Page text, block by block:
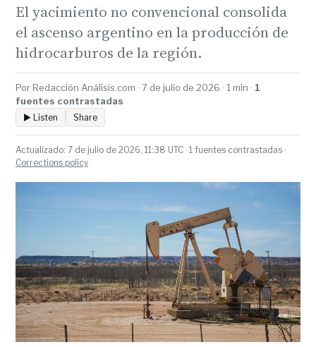
El yacimiento no convencional consolida
el ascenso argentino en la producción de
hidrocarburos de la región.
Por Redacción Análisis.com · 7 de julio de 2026 · 1 min · 1
fuentes contrastadas
▶ Listen Share
Actualizado: 7 de julio de 2026, 11:38 UTC · 1 fuentes contrastadas ·
Corrections policy